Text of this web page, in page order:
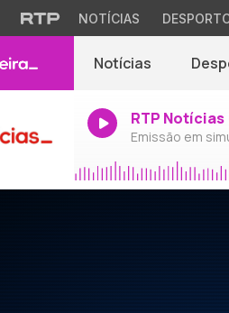
NOTÍCIAS
Notícias
RTP Notícias
Emissão em